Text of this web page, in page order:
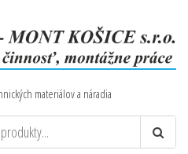
materiálov a náradia